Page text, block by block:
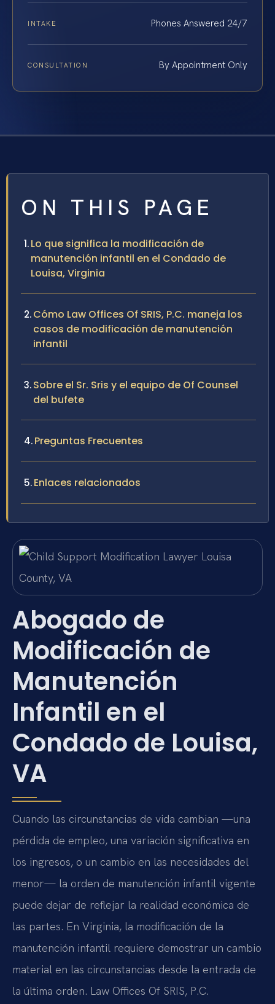
INTAKE Phones Answered 24/7
CONSULTATION By Appointment Only
ON THIS PAGE
Lo que significa la modificación de
manutención infantil en el Condado de
Louisa, Virginia
Cómo Law Offices Of SRIS, P.C. maneja los
casos de modificación de manutención
infantil
Sobre el Sr. Sris y el equipo de Of Counsel
del bufete
Preguntas Frecuentes
Enlaces relacionados
Abogado de
Modificación de
Manutención
Infantil en el
Condado de Louisa,
VA
Cuando las circunstancias de vida cambian —una
pérdida de empleo, una variación significativa en
los ingresos, o un cambio en las necesidades del
menor— la orden de manutención infantil vigente
puede dejar de reflejar la realidad económica de
las partes. En Virginia, la modificación de la
manutención infantil requiere demostrar un cambio
material en las circunstancias desde la entrada de
la última orden. Law Offices Of SRIS, P.C.